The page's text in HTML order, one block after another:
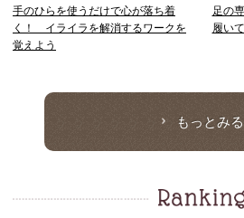
手のひらを使うだけで心が落ち着
く！ イライラを解消するワークを
覚えよう
足の
履い
もっとみる